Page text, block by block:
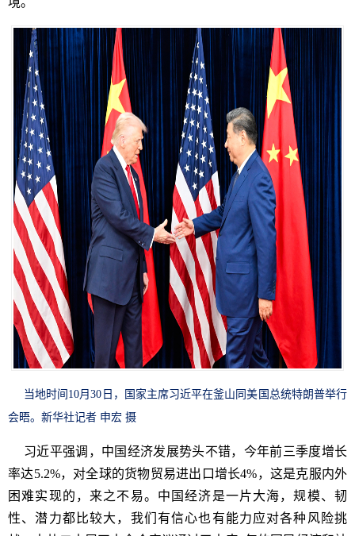
当地时间10月30日，国家主席习近平在釜山同美国总统特朗普举行
会晤。新华社记者 申宏 摄
习近平强调，中国经济发展势头不错，今年前三季度增长
率达5.2%，对全球的货物贸易进出口增长4%，这是克服内外
困难实现的，来之不易。中国经济是一片大海，规模、韧
性、潜力都比较大，我们有信心也有能力应对各种风险挑